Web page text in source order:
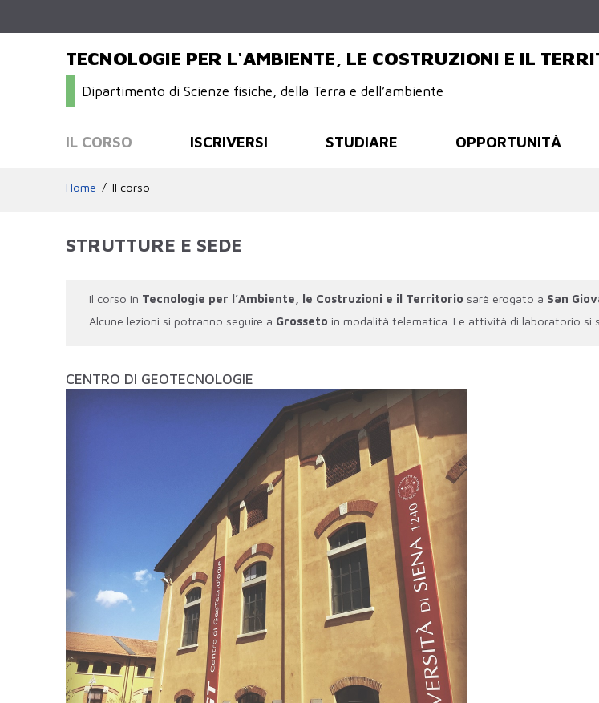
TECNOLOGIE PER L'AMBIENTE, LE COSTRUZIONI E IL
Dipartimento di Scienze fisiche, della Terra e dell’ambiente
IL CORSO ISCRIVERSI STUDIARE OPPORTUNITÀ
Home Il corso
STRUTTURE E SEDE
Il corso in Tecnologie per l’Ambiente, le Costruzioni e il Territorio sarà erogato a San
Alcune lezioni si potranno seguire a Grosseto in modalità telematica. Le attività di laboratorio si
CENTRO DI GEOTECNOLOGIE